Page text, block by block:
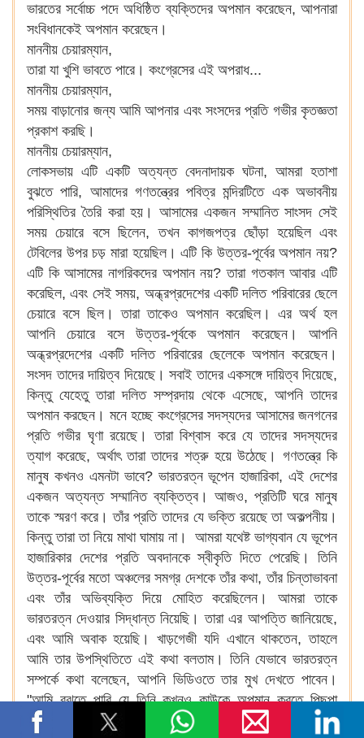
ভারতের সর্বোচ্চ পদে অধিষ্ঠিত ব্যক্তিদের অপমান করেছেন, আপনারা
সংবিধানকেই অপমান করেছেন।
মাননীয় চেয়ারম্যান,
তারা যা খুশি ভাবতে পারে। কংগ্রেসের এই অপরাধ...
মাননীয় চেয়ারম্যান,
সময় বাড়ানোর জন্য আমি আপনার এবং সংসদের প্রতি গভীর কৃতজ্ঞতা
প্রকাশ করছি।
মাননীয় চেয়ারম্যান,
লোকসভায় এটি একটি অত্যন্ত বেদনাদায়ক ঘটনা, আমরা হতাশা
বুঝতে পারি, আমাদের গণতন্ত্রের পবিত্র মন্দিরটিতে এক অভাবনীয়
পরিস্থিতির তৈরি করা হয়। আসামের একজন সম্মানিত সাংসদ সেই
সময় চেয়ারে বসে ছিলেন, তখন কাগজপত্র ছোঁড়া হয়েছিল এবং
টেবিলের উপর চড় মারা হয়েছিল। এটি কি উত্তর-পূর্বের অপমান নয়?
এটি কি আসামের নাগরিকদের অপমান নয়? তারা গতকাল আবার এটি
করেছিল, এবং সেই সময়, অন্ধ্রপ্রদেশের একটি দলিত পরিবারের ছেলে
চেয়ারে বসে ছিল। তারা তাকেও অপমান করেছিল। এর অর্থ হল
আপনি চেয়ারে বসে উত্তর-পূর্বকে অপমান করেছেন। আপনি
অন্ধ্রপ্রদেশের একটি দলিত পরিবারের ছেলেকে অপমান করেছেন।
সংসদ তাদের দায়িত্ব দিয়েছে। সবাই তাদের একসঙ্গে দায়িত্ব দিয়েছে,
কিন্তু যেহেতু তারা দলিত সম্প্রদায় থেকে এসেছে, আপনি তাদের
অপমান করছেন। মনে হচ্ছে কংগ্রেসের সদস্যদের আসামের জনগনের
প্রতি গভীর ঘৃণা রয়েছে। তারা বিশ্বাস করে যে তাদের সদস্যদের
ত্যাগ করেছে, অর্থাৎ তারা তাদের শত্রু হয়ে উঠেছে। গণতন্ত্রে কি
মানুষ কখনও এমনটা ভাবে? ভারতরত্ন ভূপেন হাজারিকা, এই দেশের
একজন অত্যন্ত সম্মানিত ব্যক্তিত্ব। আজও, প্রতিটি ঘরে মানুষ
তাকে স্মরণ করে। তাঁর প্রতি তাদের যে ভক্তি রয়েছে তা অকল্পনীয়।
কিন্তু তারা তা নিয়ে মাথা ঘামায় না। আমরা যথেষ্ট ভাগ্যবান যে ভূপেন
হাজারিকার দেশের প্রতি অবদানকে স্বীকৃতি দিতে পেরেছি। তিনি
উত্তর-পূর্বের মতো অঞ্চলের সমগ্র দেশকে তাঁর কথা, তাঁর চিন্তাভাবনা
এবং তাঁর অভিব্যক্তি দিয়ে মোহিত করেছিলেন। আমরা তাকে
ভারতরত্ন দেওয়ার সিদ্ধান্ত নিয়েছি। তারা এর আপত্তি জানিয়েছে,
এবং আমি অবাক হয়েছি। খাড়গেজী যদি এখানে থাকতেন, তাহলে
আমি তার উপস্থিতিতে এই কথা বলতাম। তিনি যেভাবে ভারতরত্ন
সম্পর্কে কথা বলেছেন, আপনি ভিডিওতে তার মুখ দেখতে পাবেন।
"আমি বুঝতে পারি যে তিনি কখনও কাউকে অপমান করতে পিছপা
হননি।" এমনকি তারা ভূপেন হাজারিকাকে ভারতরত্ন প্রদানের